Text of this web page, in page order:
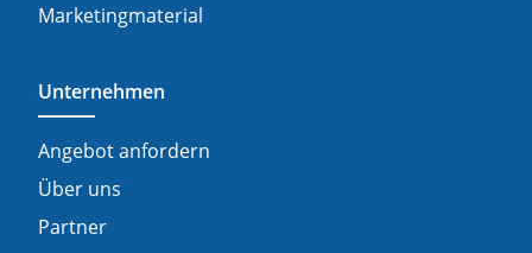
Marketingmaterial
Unternehmen
Angebot anfordern
Über uns
Partner